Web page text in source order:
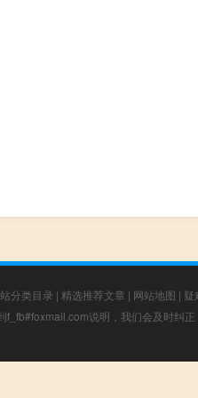
分类目录 | 精选推荐文章 | 网站地图 | 疑
f_fb#foxmail.com说明，我们会及时纠正